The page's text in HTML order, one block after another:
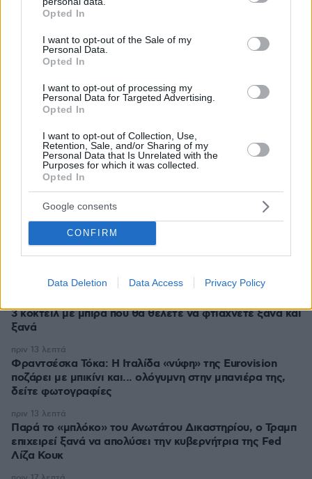
grant or deny consent to Google and its third-party tags to
use your data for below specified purposes in below Google
consent section.
Opted In
I want to opt-out of the Sale of my
Personal Data.
Opted In
I want to opt-out of processing my
Personal Data for Targeted Advertising.
Opted In
I want to opt-out of Collection, Use,
Retention, Sale, and/or Sharing of my
Personal Data that Is Unrelated with the
Purposes for which it was collected.
Opted In
Google consents
CONFIRM
Data Deletion Data Access Privacy Policy
ΡΟΗ ΕΙΔΗΣΕΩΝ
πιστεύαμε πως δεν θα βγούμε ζωντανοί»: Επιβάτης
περιγράφει την πτήση της Ryanair με το σπασμένο
παράθυρο
πριν 4 λεπτά
25χρονος μετέτρεψε το γκαράζ του παππού του σε
«πράσινη επιχείρηση» εκατ. δολαρίων: «Χαίρομαι που
έμεινα εδώ»
πριν 6 λεπτά
καλοκαίρι
3 κοκτέιλ με μπίρα που θα θέλετε να φτιάχνετε ξανά και
ξανά
Φραντσέσκα Τόκα: Η Ιταλίδα «νύφη» της Eurovision
ποζάρει με μπικίνι και... ολόγυμνη στην μπανιέρα της,
δείτε φωτογραφίες
πριν 13 λεπτά
Παρά το «μπλόκο» του Ανωτάτου Δικαστηρίου, ο Τραμπ
επιχειρεί ξανά να απολύσει την κυβερνήτρια της Fed
Λίζα Κουκ
πριν 13 λεπτά